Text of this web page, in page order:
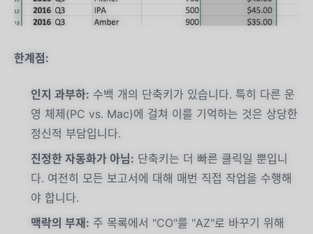
한계점:
인지 과부하: 수백 개의 단축키가 있습니다. 특히 다른 운
영 체제(PC vs. Mac)에 걸쳐 이를 기억하는 것은 상당한
정신적 부담입니다.
진정한 자동화가 아님: 단축키는 더 빠른 클릭일 뿐입니
다. 여전히 모든 보고서에 대해 매번 직접 작업을 수행해
야 합니다.
맥락의 부재: 주 목록에서 "CO"를 "AZ"로 바꾸기 위해